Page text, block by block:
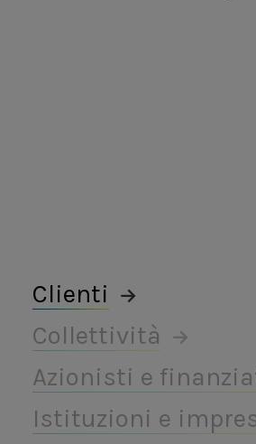
Clienti
Collettività
Azionisti e
Istituzioni e